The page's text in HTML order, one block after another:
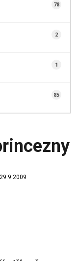
78
2
1
85